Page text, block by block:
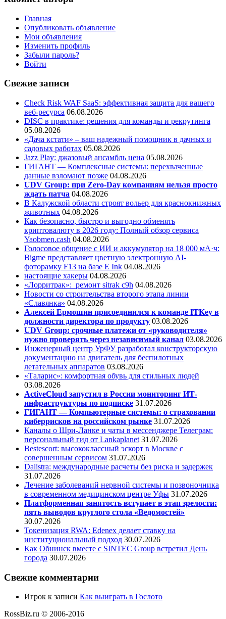
Главная
Опубликовать объявление
Мои объявления
Изменить профиль
Забыли пароль?
Войти
Свежие записи
Check Risk WAF SaaS: эффективная защита для вашего
веб-ресурса 06.08.2026
DISC в практике: решения для команды и рекрутинга
05.08.2026
«Дача кстати» – ваш надежный помощник в дачных и
садовых работах 05.08.2026
Jazz Play: джазовый ансамбль цена 05.08.2026
ГИГАНТ — Комплексные системы: перехваченные
данные взломают позже 04.08.2026
UDV Group: при Zero-Day компаниям нельзя просто
ждать патча 04.08.2026
В Калужской области строят вольер для краснокнижных
животных 04.08.2026
Как безопасно, быстро и выгодно обменять
криптовалюту в 2026 году: Полный обзор сервиса
Yaobmen.cash 04.08.2026
Голосовое общение с ИИ и аккумулятор на 18 000 мА·ч:
Bigme представляет цветную электронную AI-
фоторамку F13 на базе E Ink 04.08.2026
настоящие хакеры 04.08.2026
«Лорритрак»: ремонт sitrak c9h 04.08.2026
Новости со строительства второго этапа линии
«Славянка» 04.08.2026
Алексей Ермошин присоединился к команде ITKey в
должности директора по продукту 03.08.2026
UDV Group: срочные платежи от «руководителя»
нужно проверять через независимый канал 03.08.2026
Инженерный центр УрФУ разработал конструкторскую
документацию на двигатель для беспилотных
летательных аппаратов 03.08.2026
«Таларис»: комфортная обувь для стильных людей
03.08.2026
ActiveCloud запустил в России мониторинг ИТ-
инфраструктуры по подписке 31.07.2026
ГИГАНТ — Компьютерные системы: о страховании
киберрисков на российском рынке 31.07.2026
Каналы о Шри-Ланке и чаты в мессенджере Телеграм:
персональный гид от Lankaplanet 31.07.2026
Bestescort: высококлассный эскорт в Москве с
совершенным сервисом 31.07.2026
Dalistra: международные расчеты без риска и задержек
31.07.2026
Лечение заболеваний нервной системы и позвоночника
в современном медицинском центре Уфы 31.07.2026
Платформенная занятость вступает в этап зрелости:
пять выводов круглого стола «Ведомостей»
30.07.2026
Токенизация RWA: Edenex делает ставку на
институциональный подход 30.07.2026
Как Обнинск вместе с SINTEC Group встретил День
города 30.07.2026
Свежие комментарии
Игрок к записи Как выиграть в Гослото
RossBiz.ru © 2006-2016